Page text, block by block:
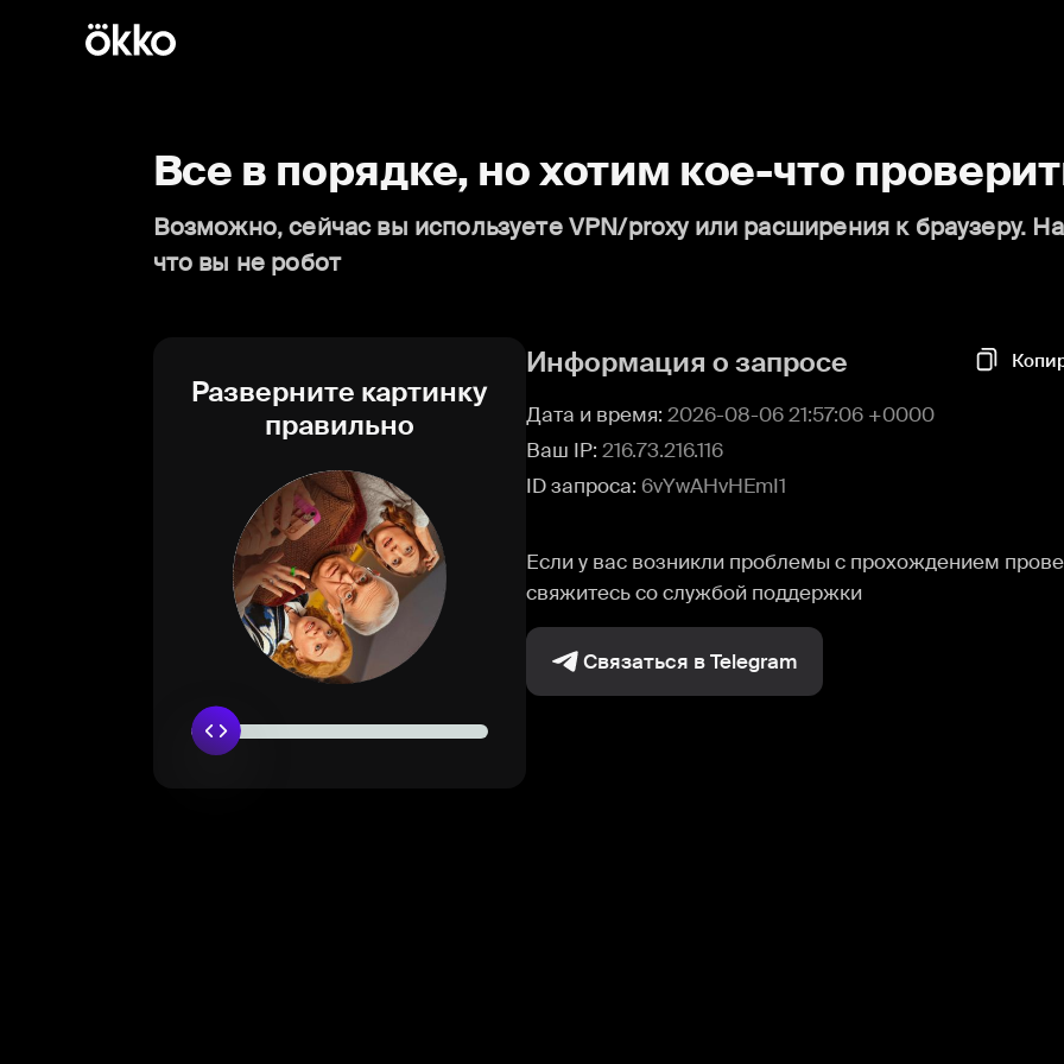
Все в порядке, но хотим кое-что
Возможно, сейчас вы используете VPN/proxy или расширения к браузеру.
что вы не робот
Разверните картинку
правильно
Информация о запросе
Дата и время: 2026-08-06 21:57:06 +0000
Ваш IP: 216.73.216.116
ID запроса: 6vYwAHvHEmI1
Если у вас возникли проблемы с прохождением
свяжитесь со службой поддержки
Связаться в Telegram